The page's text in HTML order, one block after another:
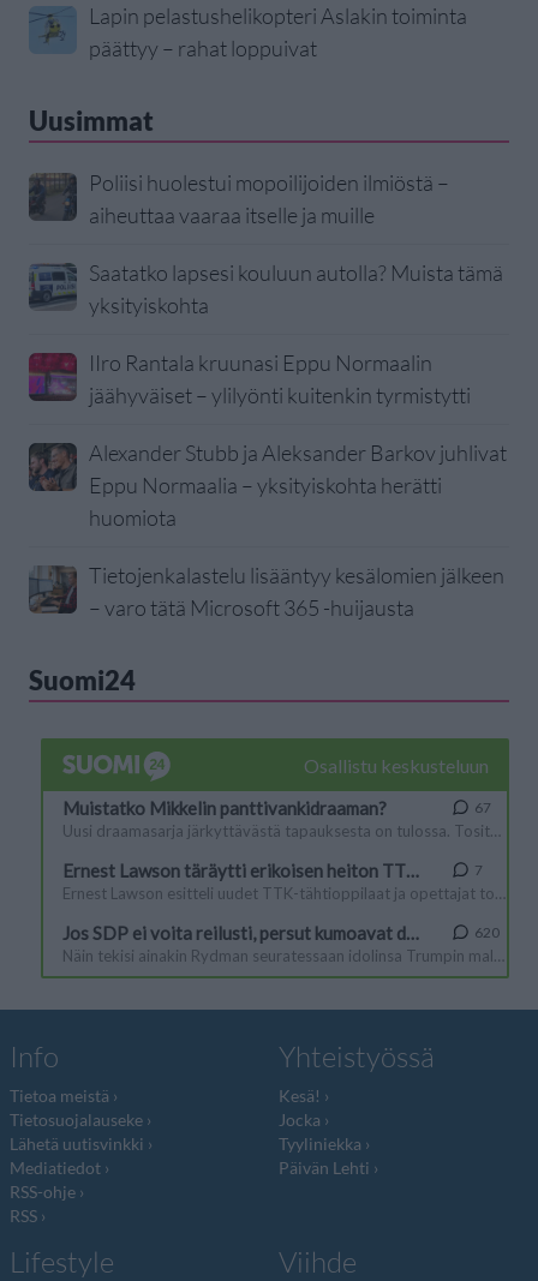
Lapin pelastushelikopteri Aslakin toiminta
päättyy – rahat loppuivat
Uusimmat
Poliisi huolestui mopoilijoiden ilmiöstä –
aiheuttaa vaaraa itselle ja muille
Saatatko lapsesi kouluun autolla? Muista tämä
yksityiskohta
IIro Rantala kruunasi Eppu Normaalin
jäähyväiset – ylilyönti kuitenkin tyrmistytti
Alexander Stubb ja Aleksander Barkov juhlivat
Eppu Normaalia – yksityiskohta herätti
huomiota
Tietojenkalastelu lisääntyy kesälomien jälkeen
– varo tätä Microsoft 365 -huijausta
Suomi24
Info
Tietoa meistä
Tietosuojalauseke
Lähetä uutisvinkki
Mediatiedot
RSS-ohje
RSS
Yhteistyössä
Kesä!
Jocka
Tyyliniekka
Päivän Lehti
Lifestyle Viihde